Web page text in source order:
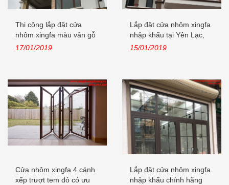
Thi công lắp đặt cửa
nhôm xingfa màu vân gỗ
nhập...
17/01/2019
Lắp đặt cửa nhôm xingfa
nhập khẩu tại Yên Lạc,
Vĩnh...
15/01/2019
Cửa nhôm xingfa 4 cánh
xếp trượt tem đỏ có ưu
Lắp đặt cửa nhôm xingfa
nhập khẩu chính hãng